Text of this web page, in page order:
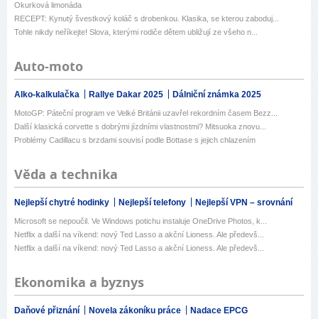
Okurková limonáda
RECEPT: Kynutý švestkový koláč s drobenkou. Klasika, se kterou zaboduj...
Tohle nikdy neříkejte! Slova, kterými rodiče dětem ubližují ze všeho n...
Auto-moto
Alko-kalkulačka Rallye Dakar 2025 Dálniční známka 2025
MotoGP: Páteční program ve Velké Británii uzavřel rekordním časem Bezz...
Další klasická corvette s dobrými jízdními vlastnostmi? Mitsuoka znovu...
Problémy Cadillacu s brzdami souvisí podle Bottase s jejich chlazením
Věda a technika
Nejlepší chytré hodinky Nejlepší telefony Nejlepší VPN – srovnání
Microsoft se nepoučil. Ve Windows potichu instaluje OneDrive Photos, k...
Netflix a další na víkend: nový Ted Lasso a akční Lioness. Ale předevš...
Netflix a další na víkend: nový Ted Lasso a akční Lioness. Ale předevš...
Ekonomika a byznys
Daňové přiznání Novela zákoníku práce Nadace EPCG